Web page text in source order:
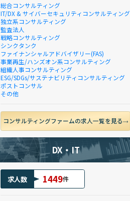
総合コンサルティング
IT/DX & サイバーセキュリティコンサルティング
独立系コンサルティング
監査法人
戦略コンサルティング
シンクタンク
ファイナンシャルアドバイザリー(FAS)
事業再生/ハンズオン系コンサルティング
組織人事コンサルティング
ESG/SDGs/サステナビリティコンサルティング
ポストコンサル
その他
コンサルティングファームの求人一覧を見る
DX・IT
求人数 1449件